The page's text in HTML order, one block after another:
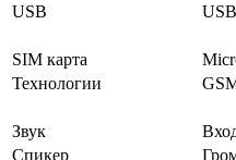
USB
SIM карта
Технологии
Звук
Спикер